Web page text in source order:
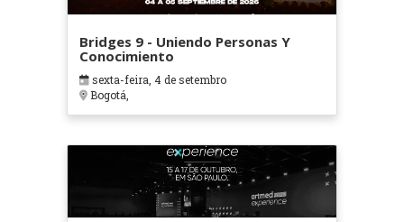
Bridges 9 - Uniendo Personas Y
Conocimiento
sexta-feira, 4 de setembro
Bogotá,